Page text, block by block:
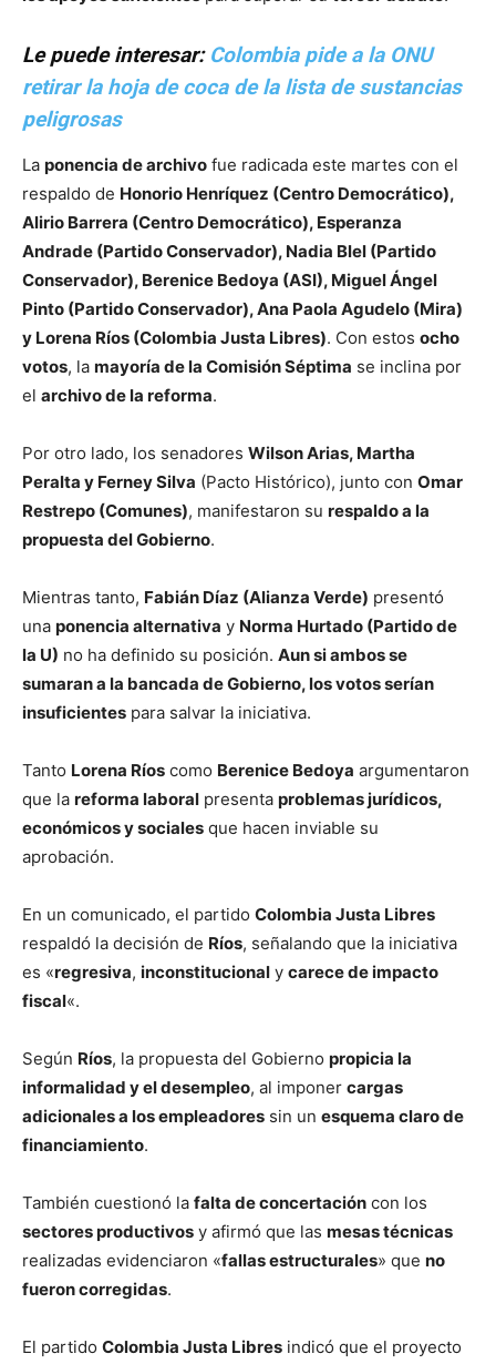
Le puede interesar: Colombia pide a la ONU
retirar la hoja de coca de la lista de sustancias
peligrosas
La ponencia de archivo fue radicada este martes con el
respaldo de Honorio Henríquez (Centro Democrático),
Alirio Barrera (Centro Democrático), Esperanza
Andrade (Partido Conservador), Nadia Blel (Partido
Conservador), Berenice Bedoya (ASI), Miguel Ángel
Pinto (Partido Conservador), Ana Paola Agudelo (Mira)
y Lorena Ríos (Colombia Justa Libres). Con estos ocho
votos, la mayoría de la Comisión Séptima se inclina por
el archivo de la reforma.
Por otro lado, los senadores Wilson Arias, Martha
Peralta y Ferney Silva (Pacto Histórico), junto con Omar
Restrepo (Comunes), manifestaron su respaldo a la
propuesta del Gobierno.
Mientras tanto, Fabián Díaz (Alianza Verde) presentó
una ponencia alternativa y Norma Hurtado (Partido de
la U) no ha definido su posición. Aun si ambos se
sumaran a la bancada de Gobierno, los votos serían
insuficientes para salvar la iniciativa.
Tanto Lorena Ríos como Berenice Bedoya argumentaron
que la reforma laboral presenta problemas jurídicos,
económicos y sociales que hacen inviable su
aprobación.
En un comunicado, el partido Colombia Justa Libres
respaldó la decisión de Ríos, señalando que la iniciativa
es «regresiva, inconstitucional y carece de impacto
fiscal«.
Según Ríos, la propuesta del Gobierno propicia la
informalidad y el desempleo, al imponer cargas
adicionales a los empleadores sin un esquema claro de
financiamiento.
También cuestionó la falta de concertación con los
sectores productivos y afirmó que las mesas técnicas
realizadas evidenciaron «fallas estructurales» que no
fueron corregidas.
El partido Colombia Justa Libres indicó que el proyecto